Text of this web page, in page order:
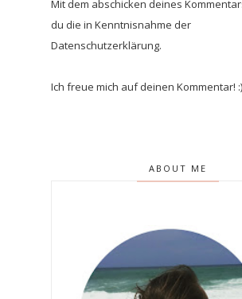
Mit dem abschicken deines
du die in Kenntnisnahme der
Datenschutzerklärung.
Ich freue mich auf deinen Kommentar! :)
ABOUT ME